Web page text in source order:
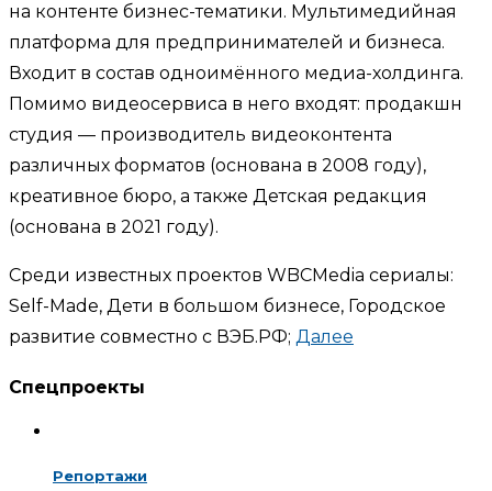
на контенте бизнес-тематики. Мультимедийная
платформа для предпринимателей и бизнеса.
Входит в состав одноимённого медиа-холдинга.
Помимо видеосервиса в него входят: продакшн
студия — производитель видеоконтента
различных форматов (основана в 2008 году),
креативное бюро, а также Детская редакция
(основана в 2021 году).
Среди известных проектов WBCMedia сериалы:
Self-Made, Дети в большом бизнесе, Городское
развитие совместно с ВЭБ.РФ; Далее
Спецпроекты
Репортажи